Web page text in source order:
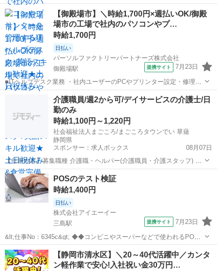
どをお願いします ・パソコンやプリンターの管理、ネットワークやサ
ーバーの運用など ◆ITの運用業務の経験が活かせます ※英語の会話や
読み書きができる方歓迎 ...
静岡 御殿場市 御殿場駅 その他
【御殿場市】＼時給1,700円×週払いOK/御殿
場市の工場で社内のパソコンやプ…
時給1,700円
日払い
パーソルファクトリーパートナーズ株式会社
御殿場駅
提携サイト 7月23日
■ITヘルプデスク業務 ・社内ユーザーのPCやプリンター設定・修理な
どをおまかせします ・パソコンやプリンターの管理、ネットワークや
サーバーの運用など ・ITの運用業務の経験が活かせます ※英語の会話
や読み書きができる方歓迎...
御殿場市 御殿場駅 その他
介護職員/週2から可/デイサービスの介護士/日
勤のみ
時給1,100円～1,220円
社会福祉法人まごころ/まごころタウンでい 草薙
静岡県
スポンサー：求人ボックス
08月07日
【仕事内容】募集職種 介護職・ヘルパー(介護職員・介護スタッフ) パ
ート・アルバイト 仕事内容 身体介護、食事介助、入浴介助、排泄介
助、生活援助、送迎、レク企画・運営 給与・手当 <給与> 時給1,100〜
1,220円 <手当>...
アルバイト・パート
POSのテスト検証
時給1,400円
日払い
株式会社アイエーイー
三島駅
提携サイト 7月23日
&lt;仕事No：6345c&gt; ◆◆コンビニやスーパーなどで使われるPOS
システム等開発をしている会社◆◆ テスト仕様書をもとにソフトウェ
アの検証作業を行います！ テスト評価経験者歓迎！ 【使用するスキ
ル】 ・PCの...
静岡 三島市 三島駅 その他
【静岡市清水区】＼20～40代活躍中／カンタ
ン軽作業で安心!入社祝い金30万円…